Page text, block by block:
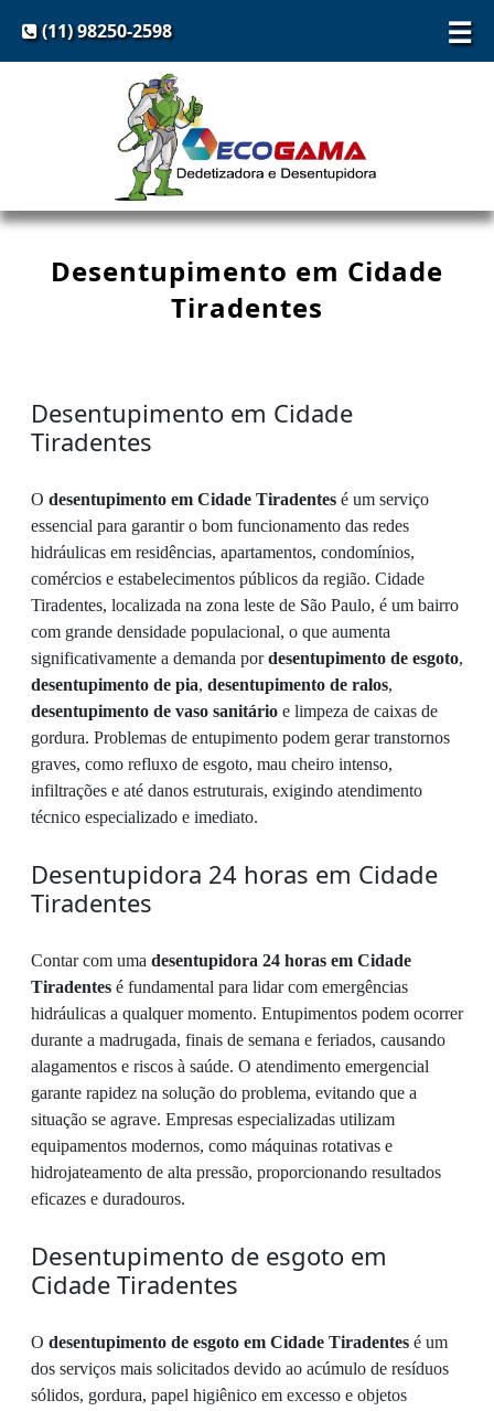
☰
(11) 98250-2598
Desentupimento em Cidade
Tiradentes
Desentupimento em Cidade
Tiradentes
O desentupimento em Cidade Tiradentes é um serviço
essencial para garantir o bom funcionamento das redes
hidráulicas em residências, apartamentos, condomínios,
comércios e estabelecimentos públicos da região. Cidade
Tiradentes, localizada na zona leste de São Paulo, é um bairro
com grande densidade populacional, o que aumenta
significativamente a demanda pordesentupimento de esgoto,
desentupimento de pia, desentupimento de ralos,
desentupimento de vaso sanitário e limpeza de caixas de
gordura. Problemas de entupimento podem gerar transtornos
graves, como refluxo de esgoto, mau cheiro intenso,
infiltrações e até danos estruturais, exigindo atendimento
técnico especializado e imediato.
Desentupidora 24 horas em Cidade
Tiradentes
Contar com uma desentupidora 24 horas em Cidade
Tiradentes é fundamental para lidar com emergências
hidráulicas a qualquer momento. Entupimentos podem ocorrer
durante a madrugada, finais de semana e feriados, causando
alagamentos e riscos à saúde. O atendimento emergencial
garante rapidez na solução do problema, evitando que a
situação se agrave. Empresas especializadas utilizam
equipamentos modernos, como máquinas rotativas e
hidrojateamento de alta pressão, proporcionando resultados
eficazes e duradouros.
Desentupimento de esgoto em
Cidade Tiradentes
O desentupimento de esgoto em Cidade Tiradentes é um
dos serviços mais solicitados devido ao acúmulo de resíduos
sólidos, gordura, papel higiênico em excesso e objetos